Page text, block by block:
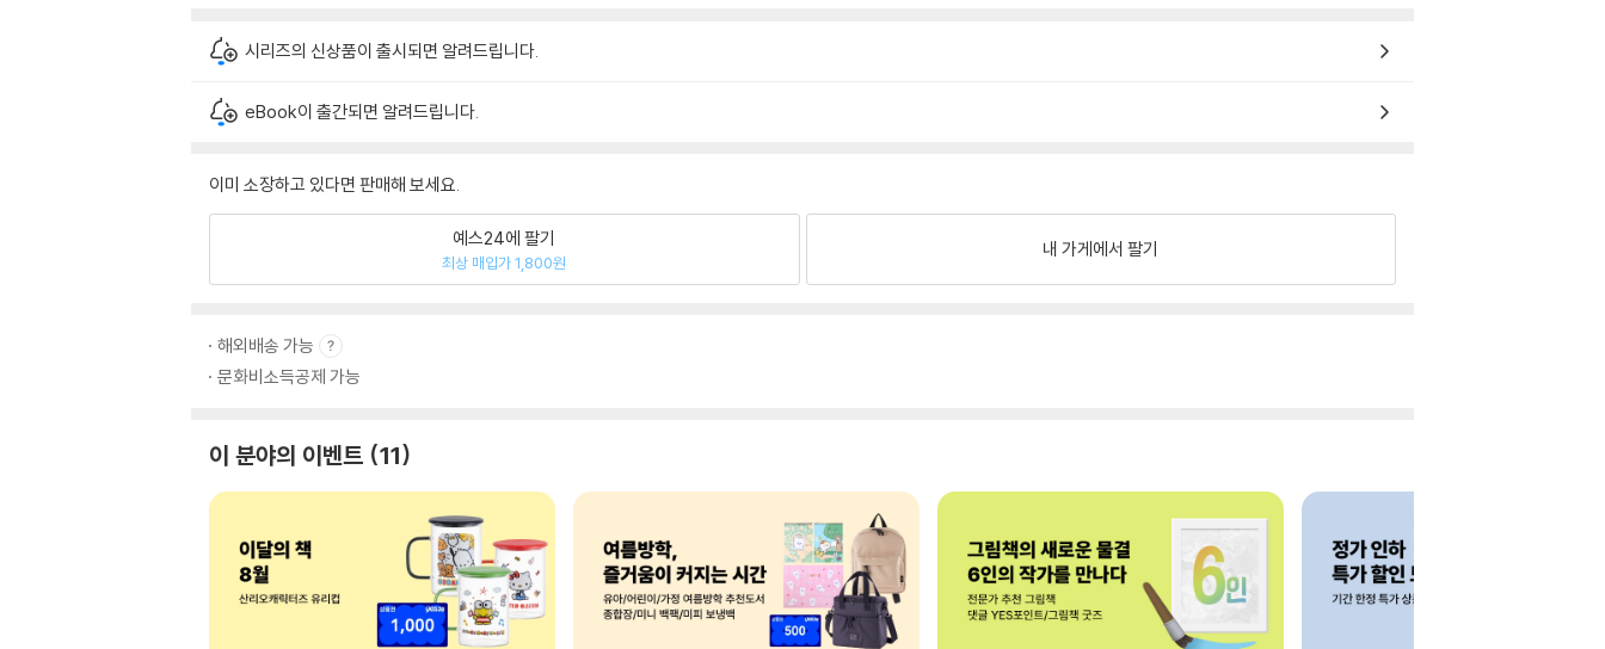
시리즈의 신상품이 출시되면 알려드립니다.
eBook이 출간되면 알려드립니다.
이미 소장하고 있다면 판매해 보세요.
예스24에 팔기
최상 매입가 1,800원
내 가게에서 팔기
해외배송 가능
문화비소득공제 가능
이 분야의 이벤트 11